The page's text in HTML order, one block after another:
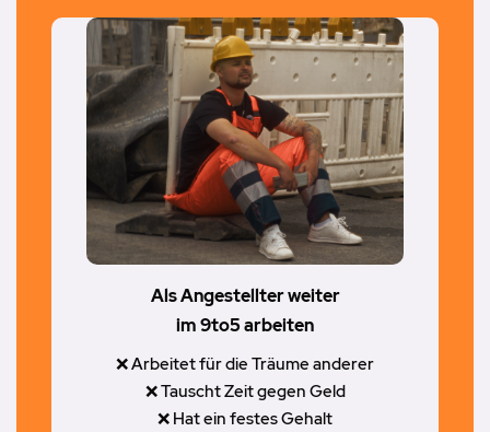
Als Angestellter weiter
im 9to5 arbeiten
❌ Arbeitet für die Träume anderer
❌ Tauscht Zeit gegen Geld
❌ Hat ein festes Gehalt